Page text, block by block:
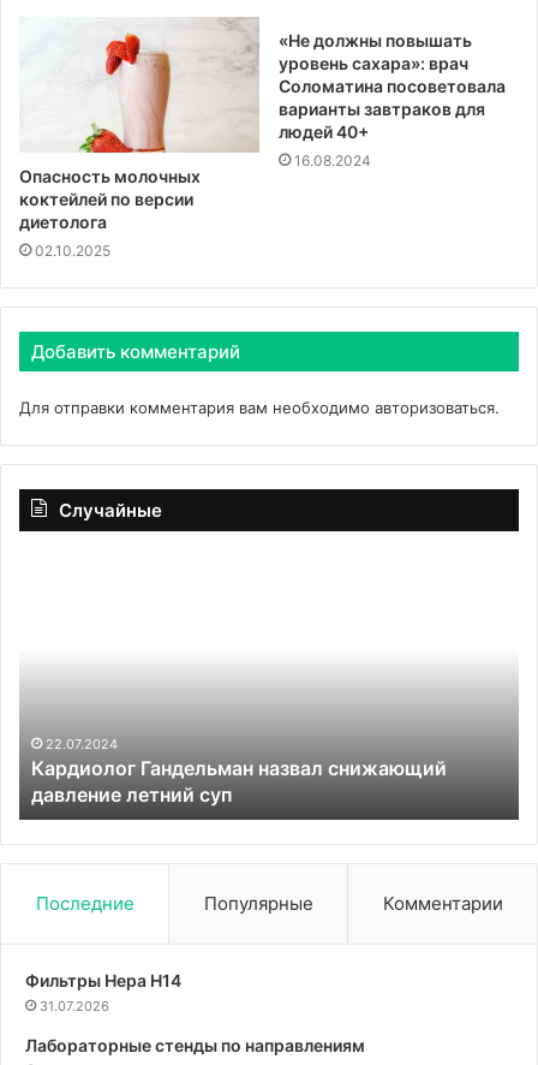
Опасность молочных
коктейлей по версии
диетолога
02.10.2025
«Не должны повышать
уровень сахара»: врач
Соломатина посоветовала
варианты завтраков для
людей 40+
16.08.2024
Добавить комментарий
Для отправки комментария вам необходимо авторизоваться.
Случайные
22.07.2024
Кардиолог Гандельман назвал снижающий
давление летний суп
Последние Популярные Комментарии
Фильтры Hepa Н14
31.07.2026
Лабораторные стенды по направлениям